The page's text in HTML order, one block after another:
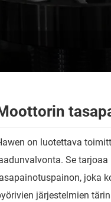
on luotettava
Se
joka
järjestelmien